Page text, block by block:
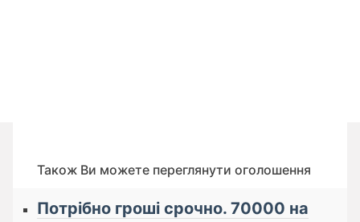
Також Ви можете переглянути оголошення
Потрібно гроші срочно. 70000 на